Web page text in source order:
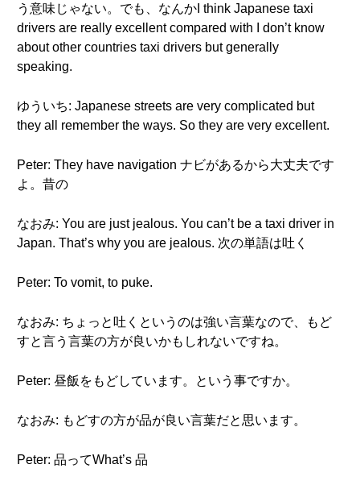
う意味じゃない。でも、なんかI think Japanese taxi
drivers are really excellent compared with I don’t know
about other countries taxi drivers but generally
speaking.
ゆういち: Japanese streets are very complicated but
they all remember the ways. So they are very excellent.
Peter: They have navigation ナビがあるから大丈夫です
よ。昔の
なおみ: You are just jealous. You can’t be a taxi driver in
Japan. That’s why you are jealous. 次の単語は吐く
Peter: To vomit, to puke.
なおみ: ちょっと吐くというのは強い言葉なので、もど
すと言う言葉の方が良いかもしれないですね。
Peter: 昼飯をもどしています。という事ですか。
なおみ: もどすの方が品が良い言葉だと思います。
Peter: 品ってWhat’s 品